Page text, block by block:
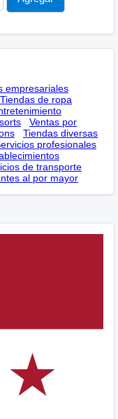
empresariales
Tiendas de ropa
Ventas por
Tiendas diversas
profesionales
de transporte
al por mayor